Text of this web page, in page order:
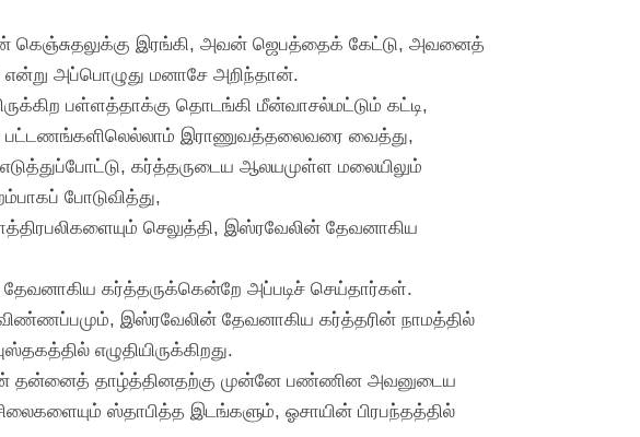
இரங்கி, அவன் ஜெபத்தைக் கேட்டு, அவனைத்
அப்பொழுது மனாசே அறிந்தான்.
பள்ளத்தாக்கு தொடங்கி மீன்வாசல்மட்டும் கட்டி,
பட்டணங்களிலெல்லாம் இராணுவத்தலைவரை வைத்து,
கர்த்தருடைய ஆலயமுள்ள மலையிலும்
போடுவித்து,
செலுத்தி, இஸ்ரவேலின் தேவனாகிய
கர்த்தருக்கென்றே அப்படிச் செய்தார்கள்.
இஸ்ரவேலின் தேவனாகிய கர்த்தரின் நாமத்தில்
எழுதியிருக்கிறது.
தன்னைத் தாழ்த்தினதற்கு முன்னே பண்ணின அவனுடைய
ஸ்தாபித்த இடங்களும், ஓசாயின் பிரபந்தத்தில்